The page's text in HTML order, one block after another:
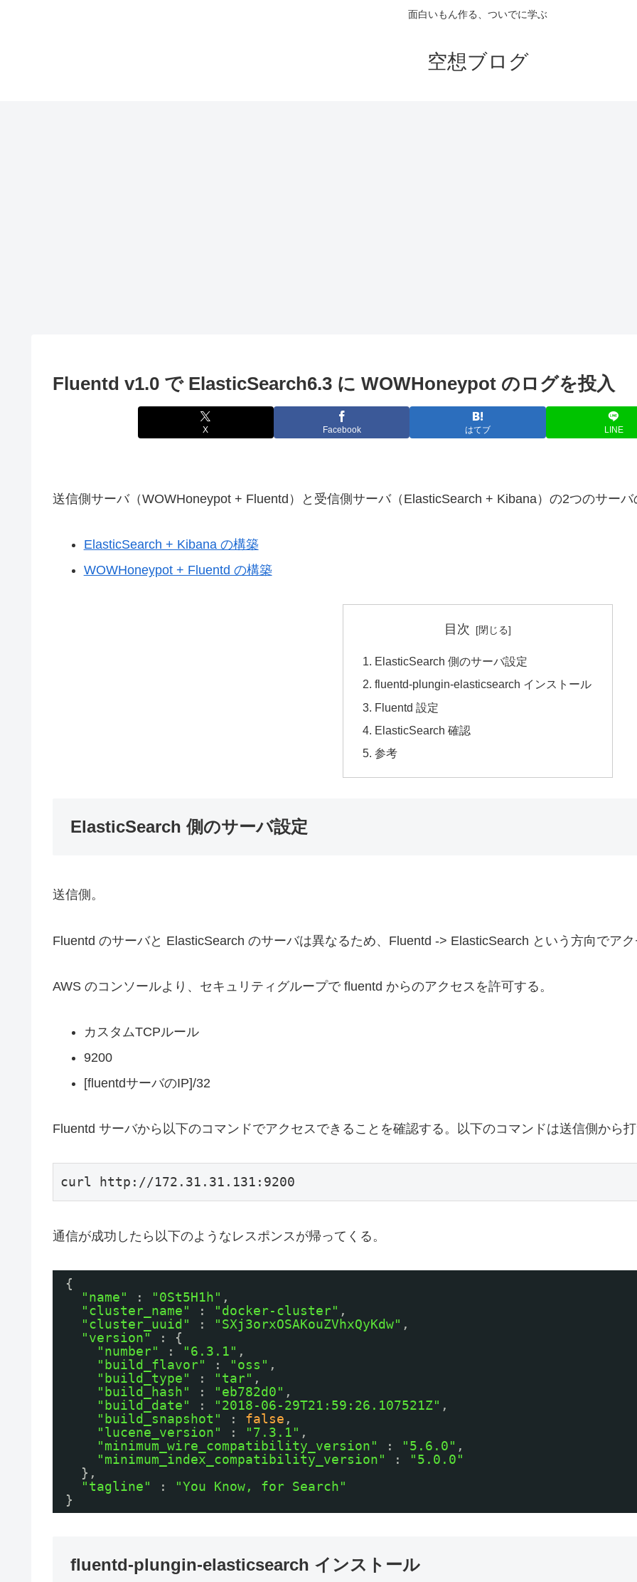
面白いもん作る、ついでに学ぶ
空想ブログ
Fluentd v1.0 で ElasticSearch6.3 に WOWHoneypot のログを投入
X Facebook はてブ LINE
送信側サーバ（WOWHoneypot + Fluentd）と受信側サーバ（ElasticSearch + Kibana）の2つのサーバ
ElasticSearch + Kibana の構築
WOWHoneypot + Fluentd の構築
目次
ElasticSearch 側のサーバ設定
fluentd-plungin-elasticsearch インストール
Fluentd 設定
ElasticSearch 確認
参考
ElasticSearch 側のサーバ設定
送信側。
Fluentd のサーバと ElasticSearch のサーバは異なるため、Fluentd -> ElasticSearch という方向でア
AWS のコンソールより、セキュリティグループで fluentd からのアクセスを許可する。
カスタムTCPルール
9200
[fluentdサーバのIP]/32
Fluentd サーバから以下のコマンドでアクセスできることを確認する。以下のコマンドは送信側から
curl http://172.31.31.131:9200
通信が成功したら以下のようなレスポンスが帰ってくる。
{
"name"
: "0St5H1h" ,
"cluster_name"
: "docker-cluster" ,
"cluster_uuid"
: "SXj3orxOSAKouZVhxQyKdw" ,
"version"
: {
"number"
: "6.3.1" ,
"build_flavor"
: "oss" ,
"build_type"
: "tar" ,
"build_hash"
: "eb782d0" ,
"build_date"
: "2018-06-29T21:59:26.107521Z" ,
"build_snapshot"
: false ,
"lucene_version"
: "7.3.1" ,
"minimum_wire_compatibility_version"
: "5.6.0" ,
"minimum_index_compatibility_version"
:
"5.0.0"
},
"tagline"
:
"You Know, for Search"
}
fluentd-plungin-elasticsearch インストール